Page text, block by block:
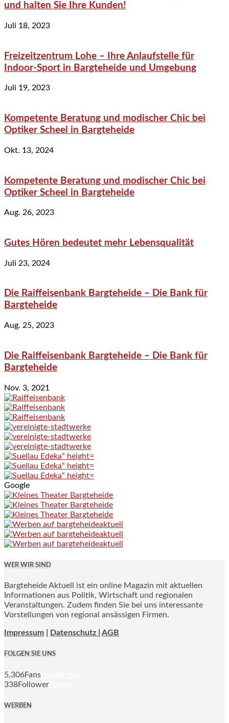
und halten Sie Ihre Kunden!
Juli 18, 2023
Freizeitzentrum Lohe – Ihre Anlaufstelle für
Indoor-Sport in Bargteheide und Umgebung
Juli 19, 2023
Kompetente Beratung und modischer Chic bei
Optiker Scheel in Bargteheide
Okt. 13, 2024
Kompetente Beratung und modischer Chic bei
Optiker Scheel in Bargteheide
Aug. 26, 2023
Gutes Hören bedeutet mehr Lebensqualität
Juli 23, 2024
Die Raiffeisenbank Bargteheide – Die Bank für
Bargteheide
Aug. 25, 2023
Die Raiffeisenbank Bargteheide – Die Bank für
Bargteheide
Nov. 3, 2021
Google
WER WIR SIND
Bargteheide Aktuell ist ein online Magazin mit aktuellen
Informationen aus Politik, Wirtschaft und regionalen
Veranstaltungen. Zudem finden Sie bei uns interessante
Vorstellungen von regional ansässigen Firmen.
Impressum Datenschutz | AGB
FOLGEN SIE UNS
5,306Fans
338Follower
WERBEN